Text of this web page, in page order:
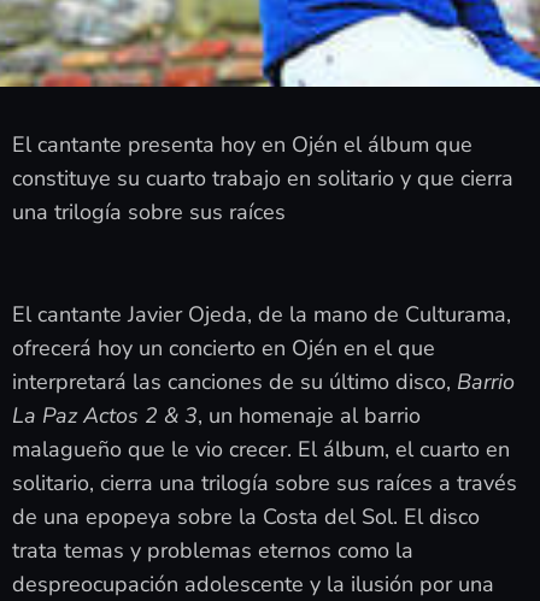
El cantante presenta hoy en Ojén el álbum que
constituye su cuarto trabajo en solitario y que cierra
una trilogía sobre sus raíces
El cantante Javier Ojeda, de la mano de Culturama,
ofrecerá hoy un concierto en Ojén en el que
interpretará las canciones de su último disco, Barrio
La Paz Actos 2 & 3, un homenaje al barrio
malagueño que le vio crecer. El álbum, el cuarto en
solitario, cierra una trilogía sobre sus raíces a través
de una epopeya sobre la Costa del Sol. El disco
trata temas y problemas eternos como la
despreocupación adolescente y la ilusión por una